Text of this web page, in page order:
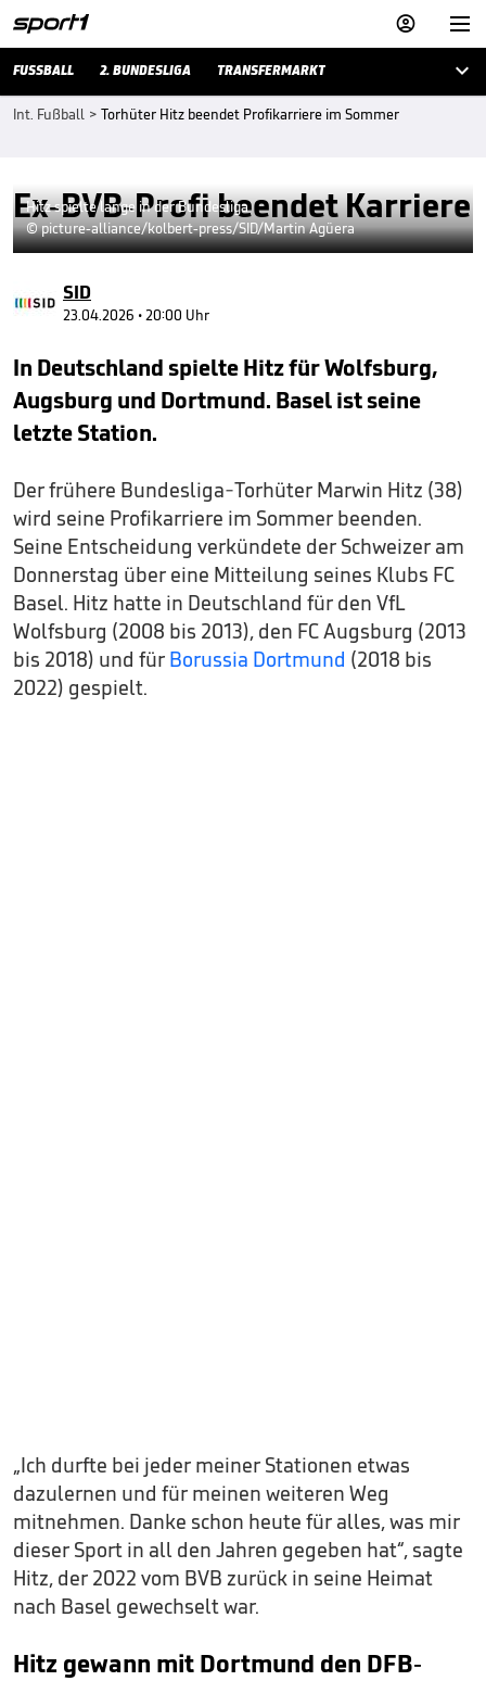


FUSSBALL 2. BUNDESLIGA TRANSFERMARKT 
Int. Fußball > Torhüter Hitz beendet Profikarriere im Sommer
Ex-BVB-Profi beendet Karriere
Hitz spielte lange in der Bundesliga
© picture-alliance/kolbert-press/SID/Martin Agüera
SID
23.04.2026 • 20:00 Uhr
In Deutschland spielte Hitz für Wolfsburg,
Augsburg und Dortmund. Basel ist seine
letzte Station.
Der frühere Bundesliga-Torhüter Marwin Hitz (38)
wird seine Profikarriere im Sommer beenden.
Seine Entscheidung verkündete der Schweizer am
Donnerstag über eine Mitteilung seines Klubs FC
Basel. Hitz hatte in Deutschland für den VfL
Wolfsburg (2008 bis 2013), den FC Augsburg (2013
bis 2018) und für Borussia Dortmund (2018 bis
2022) gespielt.
„Ich durfte bei jeder meiner Stationen etwas
dazulernen und für meinen weiteren Weg
mitnehmen. Danke schon heute für alles, was mir
dieser Sport in all den Jahren gegeben hat“, sagte
Hitz, der 2022 vom BVB zurück in seine Heimat
nach Basel gewechselt war.
Hitz gewann mit Dortmund den DFB-